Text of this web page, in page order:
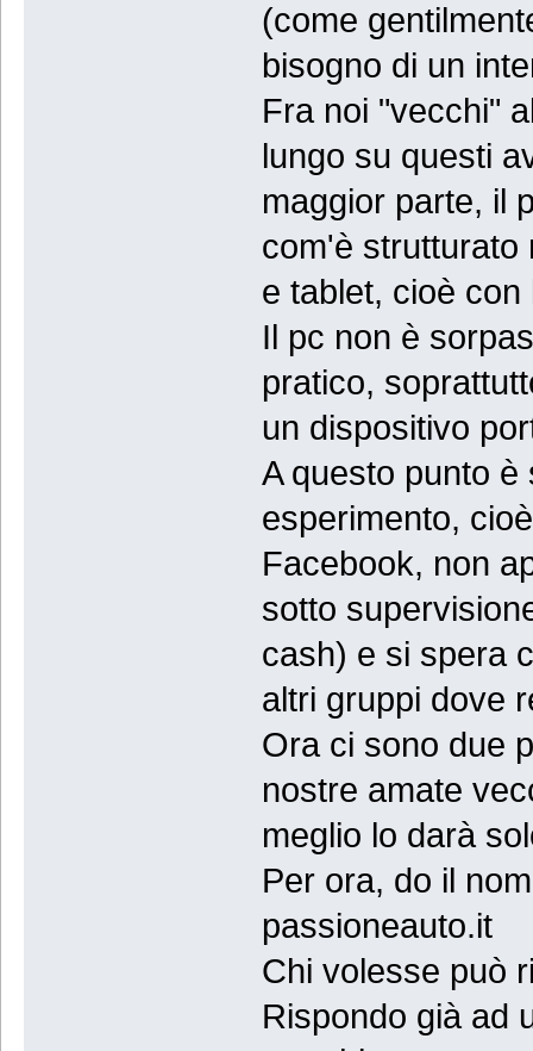
(come
bisogno di un
Fra noi "vecchi"
lungo su questi
maggior parte, il
com'è strutturato
e tablet, cioè
Il pc non è
pratico,
un dispositivo
A questo punto
esperimento,
Facebook, non
sotto
cash) e si spera
altri gruppi dove
Ora ci sono due
nostre amate
meglio lo darà
Per ora, do il
passioneauto.it
Chi volesse può
Rispondo già ad